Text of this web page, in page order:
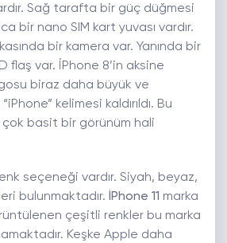
Sağ tarafta bir güç düğmesi
bir nano SIM kart yuvası vardır.
bir kamera var. Yanında bir
flaş var. İPhone 8’in aksine
biraz daha büyük ve
kelimesi kaldırıldı. Bu
basit bir görünüm hali
seçeneği vardır. Siyah, beyaz,
bulunmaktadır. İPhone 11 marka
çeşitli renkler bu marka
Keşke Apple daha